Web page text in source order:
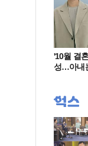
'10월 결
성…아내